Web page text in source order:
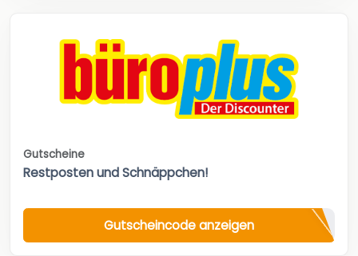
Gutscheine
Restposten und Schnäppchen!
Gutscheincode anzeigen